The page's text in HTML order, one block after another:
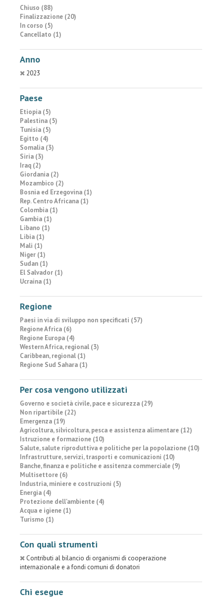
Chiuso (88)
Finalizzazione (20)
In corso (5)
Cancellato (1)
Anno
2023
Paese
Etiopia (5)
Palestina (5)
Tunisia (5)
Egitto (4)
Somalia (3)
Siria (3)
Iraq (2)
Giordania (2)
Mozambico (2)
Bosnia ed Erzegovina (1)
Rep. Centro Africana (1)
Colombia (1)
Gambia (1)
Libano (1)
Libia (1)
Mali (1)
Niger (1)
Sudan (1)
El Salvador (1)
Ucraina (1)
Regione
Paesi in via di sviluppo non specificati (57)
Regione Africa (6)
Regione Europa (4)
Western Africa, regional (3)
Caribbean, regional (1)
Regione Sud Sahara (1)
Per cosa vengono utilizzati
Governo e società civile, pace e sicurezza (29)
Non ripartibile (22)
Emergenza (19)
Agricoltura, silvicoltura, pesca e assistenza alimentare (12)
Istruzione e formazione (10)
Salute, salute riproduttiva e politiche per la popolazione (10)
Infrastrutture, servizi, trasporti e comunicazioni (10)
Banche, finanza e politiche e assitenza commerciale (9)
Multisettore (6)
Industria, miniere e costruzioni (5)
Energia (4)
Protezione dell'ambiente (4)
Acqua e igiene (1)
Turismo (1)
Con quali strumenti
Contributi al bilancio di organismi di cooperazione
internazionale e a fondi comuni di donatori
Chi esegue